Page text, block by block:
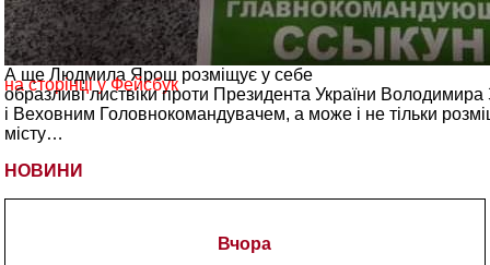
НОВИНИ
Вчора
А ще Людмила Ярош розміщує у себе
на сторінці у Фейсбук
образливі листвіки проти Президента України Володимира
і Веховним Головнокомандувачем, а може і не тільки
місту…